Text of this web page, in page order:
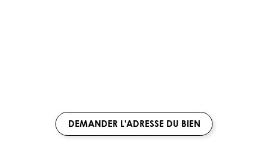
DEMANDER L'ADRESSE DU BIEN